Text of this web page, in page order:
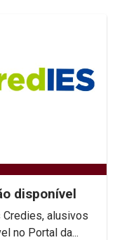
disponível
no Portal da...